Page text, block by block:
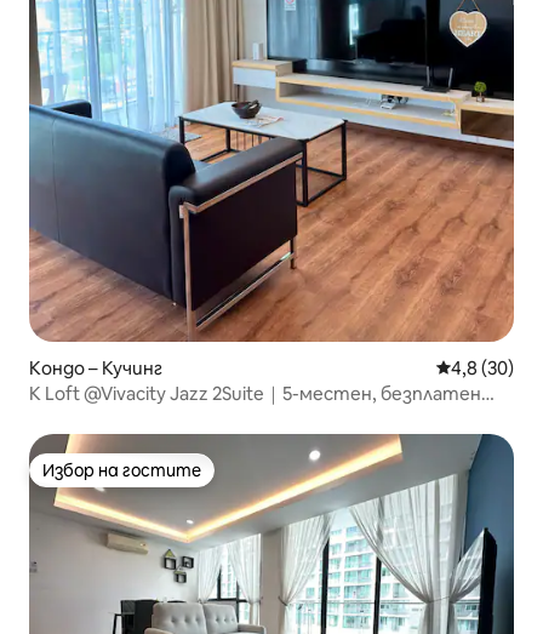
Кондо – Кучинг Средна
4,8 (30)
K Loft @Vivacity Jazz 2Suite｜5-местен, безплатен
Избор на гостите
Избор на гостите